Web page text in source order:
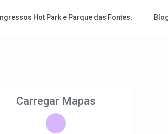
Ingressos Hot Park e Parque das Fontes.
Carregar Mapas